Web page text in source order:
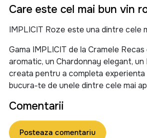
Care este cel mai bun vin
IMPLICIT Roze este una dintre cele
Gama IMPLICIT de la Cramele
aromatic, un Chardonnay elegant,
creata pentru a completa experienta
bucura-te de unele dintre cele mai
Comentarii
Posteaza comentariu